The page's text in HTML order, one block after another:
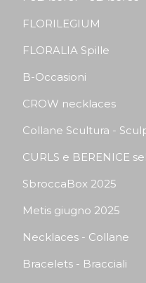
FLORILEGIUM
FLORALIA Spille
B-Occasioni
CROW necklaces
Collane Scultura -
CURLS e BERENICE
SbroccaBox 2025
Metis giugno 2025
Necklaces - Collane
Bracelets - Bracciali